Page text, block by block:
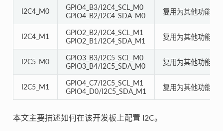
I2C4_M0
GPIO4_B3/I2C4_SCL_M0
GPIO4_B2/I2C4_SDA_M0
复用为其他功能
I2C4_M1
GPIO2_B2/I2C4_SCL_M1
GPIO2_B1/I2C4_SDA_M1
复用为其他功能
I2C5_M0
GPIO3_B3/I2C5_SCL_M0
GPIO3_B4/I2C5_SDA_M0
复用为其他功能
I2C5_M1
GPIO4_C7/I2C5_SCL_M1
GPIO4_D0/I2C5_SDA_M1
复用为其他功能
本文主要描述如何在该开发板上配置 I2C。